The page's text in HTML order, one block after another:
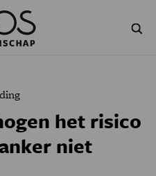
GESCHIEDENIS
het risico
niet